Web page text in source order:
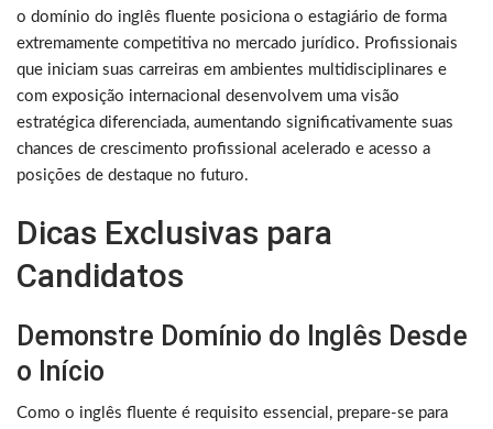
o domínio do inglês fluente posiciona o estagiário de forma
extremamente competitiva no mercado jurídico. Profissionais
que iniciam suas carreiras em ambientes multidisciplinares e
com exposição internacional desenvolvem uma visão
estratégica diferenciada, aumentando significativamente suas
chances de crescimento profissional acelerado e acesso a
posições de destaque no futuro.
Dicas Exclusivas para
Candidatos
Demonstre Domínio do Inglês Desde
o Início
Como o inglês fluente é requisito essencial, prepare-se para